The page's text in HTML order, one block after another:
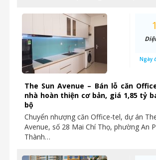
The Sun Avenue – Bán lỗ căn
nhà hoàn thiện cơ bản, giá 1,85 tỷ
bộ
Chuyển nhượng căn Office-tel, dự án
Avenue, số 28 Mai Chí Thọ, phường An
Thành…
Ngày